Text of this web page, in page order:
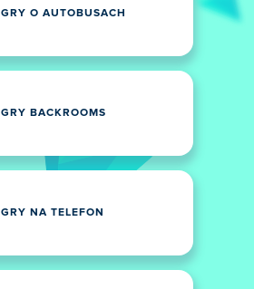
GRY O AUTOBUSACH
GRY BACKROOMS
GRY NA TELEFON